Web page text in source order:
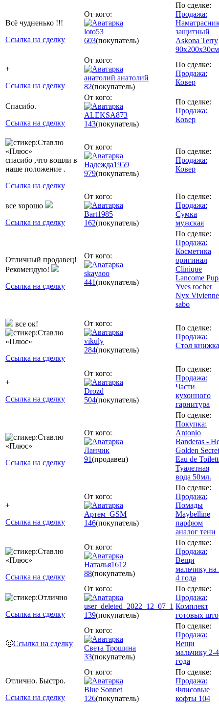
Всё чудненько !!!
Ссылка на сделку
От кого:
loto53
603(покупатель)
По сделке:
Продажа:
защитный
Askona Terry
90x200х30см
+
Ссылка на сделку
От кого:
анатолий анатолий
82(покупатель)
По сделке:
Продажа:
Ковер
Спасибо.
Ссылка на сделку
От кого:
ALEKSA873
143(покупатель)
По сделке:
Продажа:
Ковер
спасибо ,что вошли в
наше положение .
Ссылка на сделку
От кого:
Надежда1959
979(покупатель)
По сделке:
Продажа:
Ковер
все хорошо
Ссылка на сделку
От кого:
Bart1985
162(покупатель)
По сделке:
Продажа:
Сумка
мужская
Отличный продавец!
Рекомендую!
Ссылка на сделку
От кого:
skayaoo
441(покупатель)
По сделке:
Продажа:
Косметика
оригинал
Clinique
Lancome
Yves rocher
Nyx Vivienne
sabo
все ок!
Ссылка на сделку
От кого:
vikuly
284(покупатель)
По сделке:
Продажа:
Стол книжка
+
Ссылка на сделку
От кого:
Drozd
504(покупатель)
По сделке:
Продажа:
Части
кухонного
гарнитура
Ссылка на сделку
От кого:
Ланчик
91(продавец)
По сделке:
Покупка:
Antonio
Banderas -
Golden Secret
Eau de
Туалетная
вода 50мл.
+
Ссылка на сделку
От кого:
Артем_GSM
146(покупатель)
По сделке:
Продажа:
Помады
Maybelline
парфюм
аналог тени
Ссылка на сделку
От кого:
Наталья1612
88(покупатель)
По сделке:
Продажа:
Вещи
мальчику на
4 года
Ссылка на сделку
От кого:
user_deleted_2022_12_07_1
139(покупатель)
По сделке:
Продажа:
Комплект
готовых
🙂Ссылка на сделку
От кого:
Света Трошина
33(покупатель)
По сделке:
Продажа:
Вещи
мальчику 2-4
года
Отлично. Быстро.
Ссылка на сделку
От кого:
Blue Sonnet
126(покупатель)
По сделке:
Продажа:
Флисовые
кофты 104